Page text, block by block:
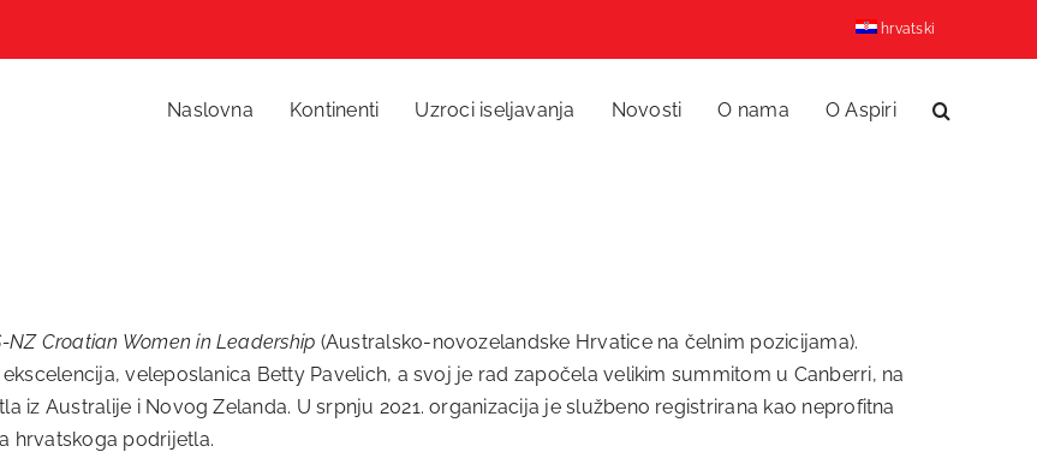
hrvatski
Naslovna Kontinenti Uzroci iseljavanja Novosti O nama O Aspiri
NZ Croatian Women in Leadership (Australsko-novozelandske Hrvatice na čelnim pozicijama).
veleposlanica Betty Pavelich, a svoj je rad započela velikim summitom u Canberri, na
iz Australije i Novog Zelanda. U srpnju 2021. organizacija je službeno registrirana kao neprofitna
hrvatskoga podrijetla.